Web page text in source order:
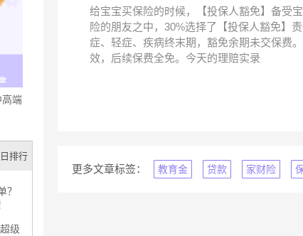
端
日排行
？
级
给宝宝买保险的时候，【投保人豁免】备受
险的朋友之中，30%选择了【投保人豁免】
症、轻症、疾病终末期，豁免余期未交保费
效，后续保费全免。今天的理赔实录
更多文章标签： 教育金 贷款 家财险